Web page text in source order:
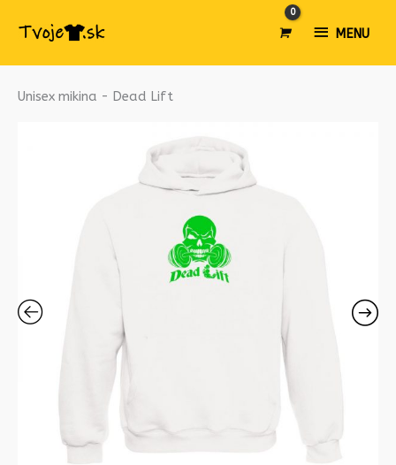
MENU
MENU
Unisex mikina - Dead Lift
množstvo